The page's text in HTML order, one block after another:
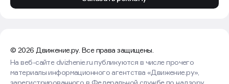
© 2026 Движение.ру. Все права защищены.
На веб-сайте dvizhenie.ru публикуются в числе прочего
материалы информационного агентства «Движение.ру»,
зарегистрированного в Федеральной службе по надзору